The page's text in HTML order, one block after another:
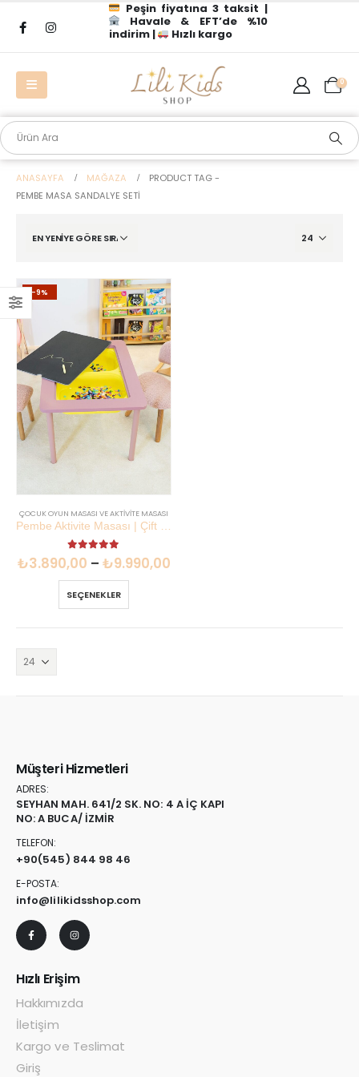
Peşin fiyatına 3 taksit |
Havale & EFT’de %10
indirim |
Hızlı kargo
0
ANASAYFA MAĞAZA
PRODUCT TAG -
PEMBE MASA SANDALYE SETI
-9%
ÇOCUK OYUN MASASI VE AKTIVITE MASASI
5.00 out of 5
₺3.890,00 – ₺9.990,00
SEÇENEKLER
Müşteri Hizmetleri
ADRES:
SEYHAN MAH. 641/2 SK. NO: 4 A İÇ KAPI
NO: A BUCA/ İZMİR
TELEFON:
+90(545) 844 98 46
E-POSTA:
info@lilikidsshop.com
Hızlı Erişim
Hakkımızda
İletişim
Kargo ve Teslimat
Giriş